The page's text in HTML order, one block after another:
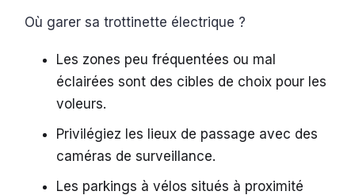
Où garer sa trottinette électrique ?
Les zones peu fréquentées ou mal
éclairées sont des cibles de choix pour les
voleurs.
Privilégiez les lieux de passage avec des
caméras de surveillance.
Les parkings à vélos situés à proximité